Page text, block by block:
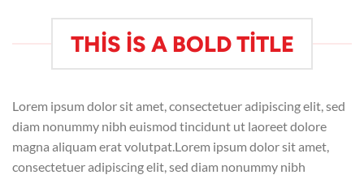
THIS IS A BOLD TITLE
Lorem ipsum dolor sit amet, consectetuer adipiscing elit, sed
diam nonummy nibh euismod tincidunt ut laoreet dolore
magna aliquam erat volutpat.Lorem ipsum dolor sit amet,
consectetuer adipiscing elit, sed diam nonummy nibh